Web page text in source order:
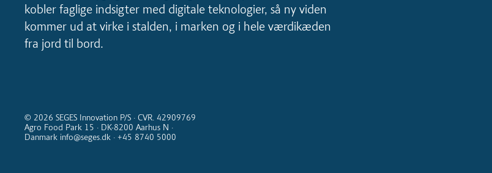
kobler faglige indsigter med digitale teknologier, så ny viden
kommer ud at virke i stalden, i marken og i hele værdikæden
fra jord til bord.
© 2026 SEGES Innovation P/S · CVR. 42909769
Agro Food Park 15 · DK-8200 Aarhus N ·
Danmark info@seges.dk · +45 8740 5000